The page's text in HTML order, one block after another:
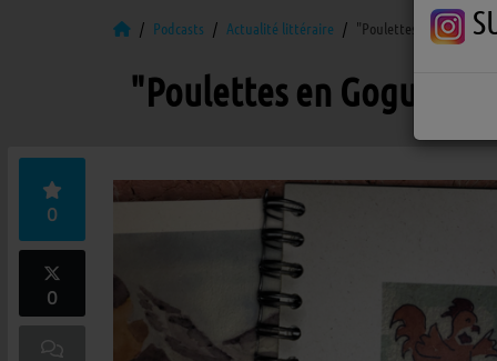
Podcasts Actualité littéraire "Poulettes en
"Poulettes en Goguette"
0
0